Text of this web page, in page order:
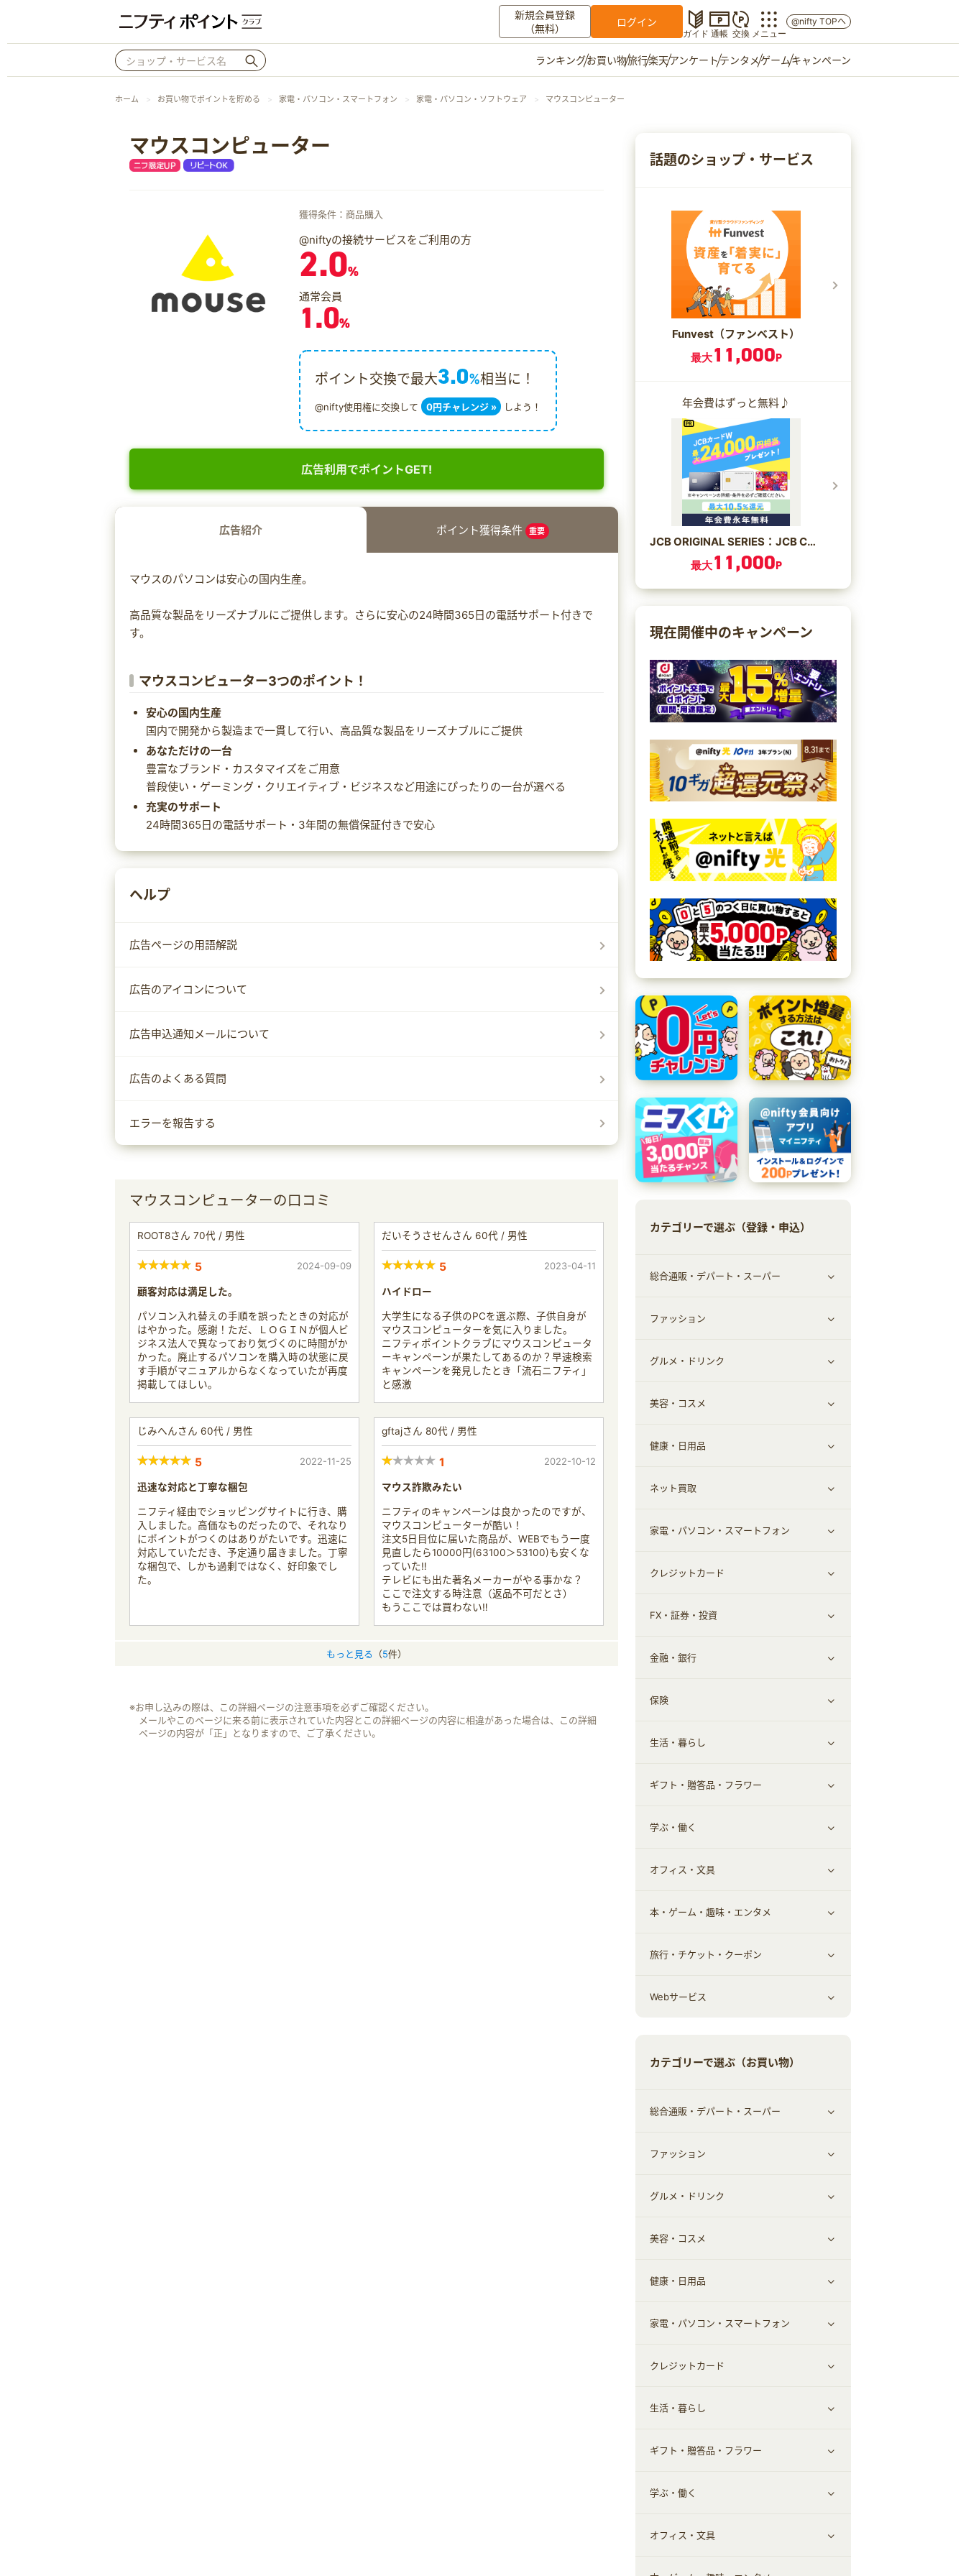
新規会員登録
（無料）
ログイン
ガイド 通帳 交換 メニュー
@nifty TOPへ
ランキングお買い物旅行楽天アンケートテンタメゲームキャンペーン
ホーム お買い物でポイントを貯める 家電・パソコン・スマートフォン 家電・パソコン・ソフトウェア マウスコンピューター
マウスコンピューター
獲得条件：商品購入
@niftyの接続サービスをご利用の方
2.0%
通常会員
1.0%
ポイント交換で最大3.0%相当に！
@nifty使用権に交換して 0円チャレンジ » しよう！
広告利用でポイントGET!
広告紹介 ポイント獲得条件 重要
マウスのパソコンは安心の国内生産。
高品質な製品をリーズナブルにご提供します。さらに安心の24時間365日の電話サポート付きで
す。
マウスコンピューター3つのポイント！
安心の国内生産
国内で開発から製造まで一貫して行い、高品質な製品をリーズナブルにご提供
あなただけの一台
豊富なブランド・カスタマイズをご用意
普段使い・ゲーミング・クリエイティブ・ビジネスなど用途にぴったりの一台が選べる
充実のサポート
24時間365日の電話サポート・3年間の無償保証付きで安心
ヘルプ
広告ページの用語解説
広告のアイコンについて
広告申込通知メールについて
広告のよくある質問
エラーを報告する
マウスコンピューターの口コミ
ROOT8さん 70代 / 男性
5 2024-09-09
顧客対応は満足した。
パソコン入れ替えの手順を誤ったときの対応が
はやかった。感謝！ただ、ＬＯＧＩＮが個人ビ
ジネス法人で異なっており気づくのに時間がか
かった。廃止するパソコンを購入時の状態に戻
す手順がマニュアルからなくなっていたが再度
掲載してほしい。
だいそうさせんさん 60代 / 男性
5 2023-04-11
ハイドロー
大学生になる子供のPCを選ぶ際、子供自身が
マウスコンピューターを気に入りました。
ニフティポイントクラブにマウスコンピュータ
ーキャンペーンが果たしてあるのか？早速検索
キャンペーンを発見したとき「流石ニフティ」
と感激
じみへんさん 60代 / 男性
5 2022-11-25
迅速な対応と丁寧な梱包
ニフティ経由でショッピングサイトに行き、購
入しました。高価なものだったので、それなり
にポイントがつくのはありがたいです。迅速に
対応していただき、予定通り届きました。丁寧
な梱包で、しかも過剰ではなく、好印象でし
た。
gftajさん 80代 / 男性
1 2022-10-12
マウス詐欺みたい
ニフティのキャンペーンは良かったのですが、
マウスコンピューターが酷い！
注文5日目位に届いた商品が、WEBでもう一度
見直したら10000円(63100＞53100)も安くな
っていた‼
テレビにも出た著名メーカーがやる事かな？
ここで注文する時注意（返品不可だとさ）
もうここでは買わない‼
もっと見る （5件）
※お申し込みの際は、この詳細ページの注意事項を必ずご確認ください。
メールやこのページに来る前に表示されていた内容とこの詳細ページの内容に相違があった場合は、この詳細
ページの内容が「正」となりますので、ご了承ください。
話題のショップ・サービス
Funvest（ファンベスト）
最大11,000P
年会費はずっと無料♪
JCB ORIGINAL SERIES：JCB CARD W/JCB CARD W plus L
最大11,000P
現在開催中のキャンペーン
カテゴリーで選ぶ（登録・申込）
総合通販・デパート・スーパー
すべて見る
総合通販
ファッション
すべて見る
ファッション
インナー・下着
スーツ・フォーマル
グルメ・ドリンク
すべて見る
グルメ
お酒
食材宅配
ウォーターサーバー
美容・コスメ
すべて見る
ヘアケア
エステ・サロン
メンズ美容
健康・日用品
すべて見る
スポーツ・フィットネス
日用品・薬局・からだ
ネット買取
すべて見る
ネット買取
家電・パソコン・スマートフォン
すべて見る
家電・パソコン・ソフトウェア
通信・レンタルサーバー
スマホ・携帯電話・SIM
定額制有料コンテンツ
クレジットカード
すべて見る
クレジットカード
FX・証券・投資
すべて見る
証券
仮想通貨
その他投資
金融・銀行
銀行・ネット銀行
キャッシング・ローン
その他金融
保険
すべて見る
保険相談・面談
生活・暮らし
すべて見る
住まい・暮らし
不動産
引越し
エコ・エネルギー
車情報・カーシェア・レンタル
ギフト・贈答品・フラワー
すべて見る
ギフト・贈答品
学ぶ・働く
すべて見る
習い事・学習・学校
仕事・転職
オフィス・文具
すべて見る
オフィス・文具
本・ゲーム・趣味・エンタメ
すべて見る
ゲーム・趣味
旅行・チケット・クーポン
すべて見る
Webサービス
カテゴリーで選ぶ（お買い物）
総合通販・デパート・スーパー
すべて見る
総合通販
デパート・スーパー
ファッション
すべて見る
ファッション
インナー・下着
靴・フットウェア
小物・かばん
スーツ・フォーマル
グルメ・ドリンク
すべて見る
グルメ
ドリンク
お酒
食材宅配
美容・コスメ
すべて見る
スキンケア
メイクアップ
ヘアケア
メンズ美容
美容・ダイエット用品
脱毛用品
健康・日用品
すべて見る
健康食品｜青汁・飲料
健康食品｜乳酸菌・ケフィア
健康食品｜その他
スポーツ・フィットネス
日用品・薬局・からだ
家電・パソコン・スマートフォン
すべて見る
家電・パソコン・ソフトウェア
スマホ・携帯電話・SIM
クレジットカード
すべて見る
クレジットカード
生活・暮らし
すべて見る
車情報・カーシェア・レンタル
お役立ち
ギフト・贈答品・フラワー
すべて見る
ギフト・贈答品
学ぶ・働く
すべて見る
オフィス・文具